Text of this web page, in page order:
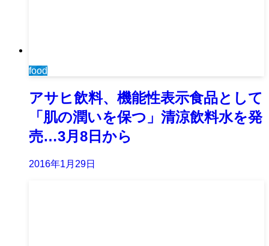
food
アサヒ飲料、機能性表示食品として
「肌の潤いを保つ」清涼飲料水を発
売…3月8日から
2016年1月29日